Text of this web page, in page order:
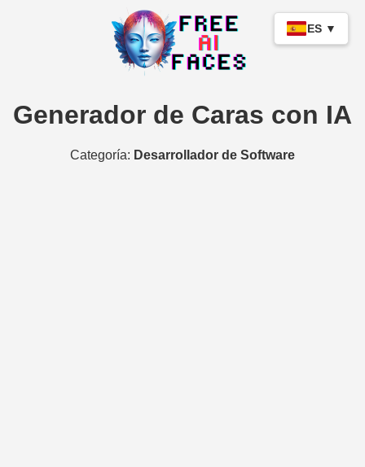
ES ▼
Generador de Caras con IA
Categoría: Desarrollador de Software